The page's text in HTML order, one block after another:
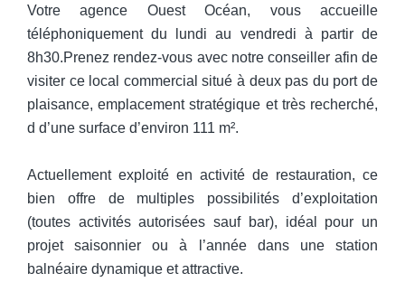
Votre agence Ouest Océan, vous accueille
téléphoniquement du lundi au vendredi à partir de
8h30.Prenez rendez-vous avec notre conseiller afin de
visiter ce local commercial situé à deux pas du port de
plaisance, emplacement stratégique et très recherché,
d d’une surface d’environ 111 m².
Actuellement exploité en activité de restauration, ce
bien offre de multiples possibilités d’exploitation
(toutes activités autorisées sauf bar), idéal pour un
projet saisonnier ou à l’année dans une station
balnéaire dynamique et attractive.